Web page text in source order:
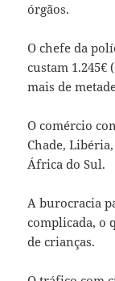
órgãos.
O chefe da
custam 1.245€
mais de
O comércio
Chade,
África do Sul.
A burocracia
complicada, o
de crianças.